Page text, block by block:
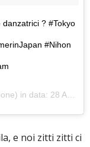
? #Tokyo
#Nihon
in data: 28 Ago 2016 alle ore 02:45 PDT
e noi zitti zitti ci